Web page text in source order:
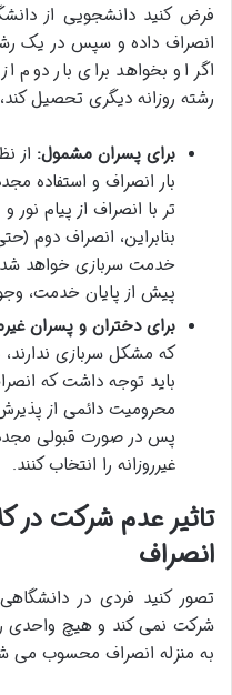
فرض کنید دانشجویی از
انصراف داده و سپس در یک
اگر او بخواهد برای بار دوم
رشته روزانه دیگری تحصیل
برای پسران مشمول: از
بار انصراف و استفاده
تر با انصراف از پیام نور
بنابراین، انصراف دوم
خدمت سربازی خواهد
پیش از پایان خدمت،
برای دختران و پسران
که مشکل سربازی ندارند،
باید توجه داشت که
محرومیت دائمی از
پس در صورت قبولی
غیرروزانه را انتخاب کنند.
تاثیر عدم شرکت
انصراف
تصور کنید فردی در
شرکت نمی کند و هیچ واحدی
به منزله انصراف محسوب می